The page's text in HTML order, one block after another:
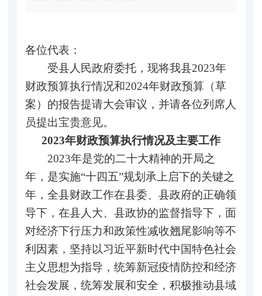
各位代表：
受县人民政府委托，现将我县2023年
财政预算执行情况和2024年财政预算（草
案）的报告提请大会审议，并请各位列席人
员提出宝贵意见。
2023年财政预算执行情况及主要工作
2023年是党的二十大精神的开局之
年，是实施“十四五”规划承上启下的关键之
年，全县财政工作在县委、县政府的正确领
导下，在县人大、县政协的监督指导下，面
对经济下行压力和政策性减收翘尾影响等不
利因素，坚持以习近平新时代中国特色社会
主义思想为指导，统筹新冠疫情防控和经济
社会发展，统筹发展和安全，积极推动县域